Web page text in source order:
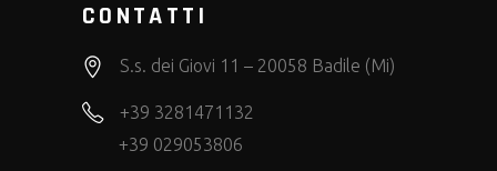
CONTATTI
S.s. dei Giovi 11 – 20058 Badile (Mi)
+39 3281471132
+39 029053806